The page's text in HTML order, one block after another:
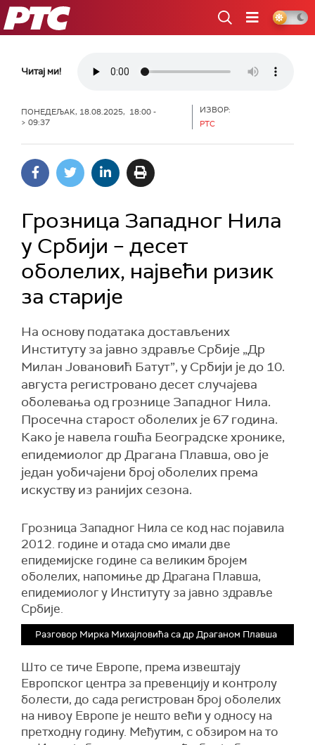
РТС
Читај ми!
ПОНЕДЕЉАК, 18.08.2025, 18:00 -
> 09:37
ИЗВОР:
РТС
Грозница Западног Нила
у Србији – десет
оболелих, највећи ризик
за старије
На основу података достављених
Институту за јавно здравље Србије „Др
Милан Јовановић Батут”, у Србији је до 10.
августа регистровано десет случајева
оболевања од грознице Западног Нила.
Просечна старост оболелих је 67 година.
Како је навела гошћа Београдске хронике,
епидемиолог др Драгана Плавша, ово је
један уобичајени број оболелих према
искуству из ранијих сезона.
Грозница Западног Нила се код нас појавила
2012. године и отада смо имали две
епидемијске године са великим бројем
оболелих, напомиње др Драгана Плавша,
епидемиолог у Институту за јавно здравље
Србије.
Разговор Мирка Михајловића са др Драганом Плавша
Што се тиче Европе, према извештају
Европског центра за превенцију и контролу
болести, до сада регистрован број оболелих
на нивоу Европе је нешто већи у односу на
претходну годину. Међутим, с обзиром на то